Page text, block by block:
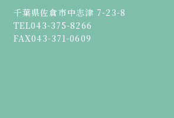
千葉県佐倉市中志津 7-23-8
TEL043-375-8266
FAX043-371-0609